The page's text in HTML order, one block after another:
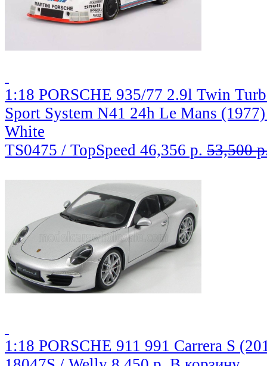
1:18 PORSCHE 935/77 2.9l Twin
Sport System N41 24h Le Mans
White
TS0475 / TopSpeed 46,356 р. 53,500
1:18 PORSCHE 911 991 Carrera S